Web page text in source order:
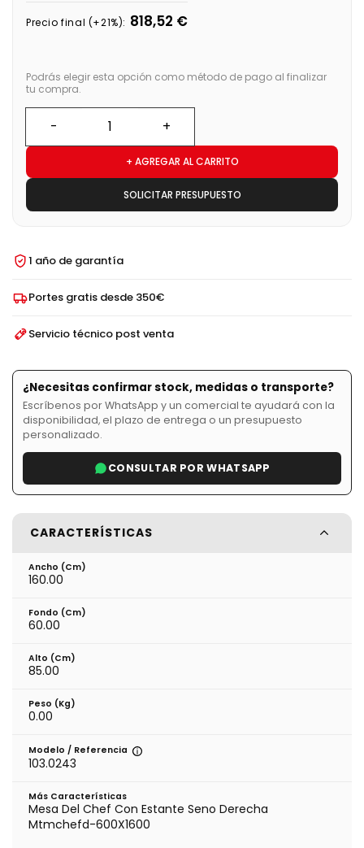
Precio final (+21%): 818,52 €
Podrás elegir esta opción como método de pago al finalizar
tu compra.
+ AGREGAR AL CARRITO
SOLICITAR PRESUPUESTO
1 año de garantía
Portes gratis desde 350€
Servicio técnico post venta
¿Necesitas confirmar stock, medidas o transporte?
Escríbenos por WhatsApp y un comercial te ayudará con la
disponibilidad, el plazo de entrega o un presupuesto
personalizado.
CONSULTAR POR WHATSAPP
CARACTERÍSTICAS
Ancho (cm)
160.00
Fondo (cm)
60.00
Alto (cm)
85.00
Peso (kg)
0.00
Modelo / Referencia
103.0243
Más Características
Mesa Del Chef Con Estante Seno Derecha
Mtmchefd-600X1600